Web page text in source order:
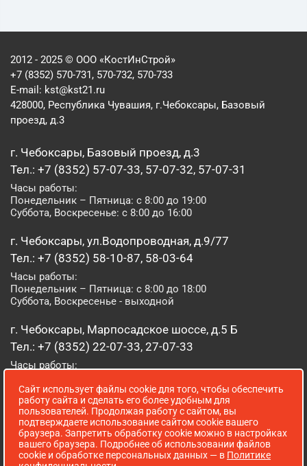
2012 - 2025 © ООО «КостИнСтрой»
+7 (8352) 570-731, 570-732, 570-733
E-mail: kst@kst21.ru
428000, Республика Чувашия, г.Чебоксары, Базовый
проезд, д.3
г. Чебоксары, Базовый проезд, д.3
Тел.: +7 (8352) 57-07-33, 57-07-32, 57-07-31
Часы работы:
Понедельник – Пятница: с 8:00 до 19:00
Суббота, Воскресенье: с 8:00 до 16:00
г. Чебоксары, ул.Водопроводная, д.9/77
Тел.: +7 (8352) 58-10-87, 58-03-64
Часы работы:
Понедельник – Пятница: с 8:00 до 18:00
Суббота, Воскресенье - выходной
г. Чебоксары, Марпосадское шоссе, д.5 Б
Тел.: +7 (8352) 22-07-33, 27-07-33
Часы работы:
Суббота, Воскресенье: с 8:00 до 16:00
г. Йошкар-Ола, ул. Луначарского, д. 52 А
Тел.: (8362) 41-07-31
Часы работы:
Сайт использует файлы cookie для того, чтобы обеспечить
работу сайта и сделать его более удобным для
пользователей. Продолжая работу с сайтом, вы
подтверждаете использование сайтом cookie вашего
браузера. Запретить обработку cookie можно в настройках
вашего браузера. Подробнее об использовании файлов
cookie и обработке персональных данных — в Политике